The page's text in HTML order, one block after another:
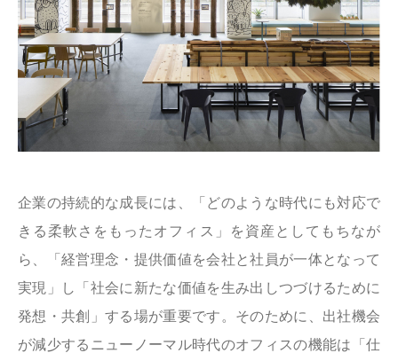
企業の持続的な成長には、「どのような時代にも対応で
きる柔軟さをもったオフィス」を資産としてもちなが
ら、「経営理念・提供価値を会社と社員が一体となって
実現」し「社会に新たな価値を生み出しつづけるために
発想・共創」する場が重要です。そのために、出社機会
が減少するニューノーマル時代のオフィスの機能は「仕